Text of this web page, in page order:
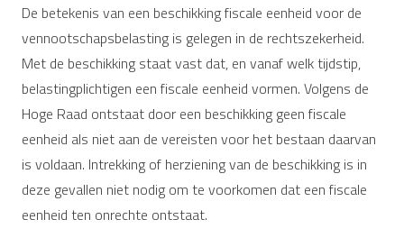
De betekenis van een beschikking fiscale eenheid voor de
vennootschapsbelasting is gelegen in de rechtszekerheid.
Met de beschikking staat vast dat, en vanaf welk tijdstip,
belastingplichtigen een fiscale eenheid vormen. Volgens de
Hoge Raad ontstaat door een beschikking geen fiscale
eenheid als niet aan de vereisten voor het bestaan daarvan
is voldaan. Intrekking of herziening van de beschikking is in
deze gevallen niet nodig om te voorkomen dat een fiscale
eenheid ten onrechte ontstaat.